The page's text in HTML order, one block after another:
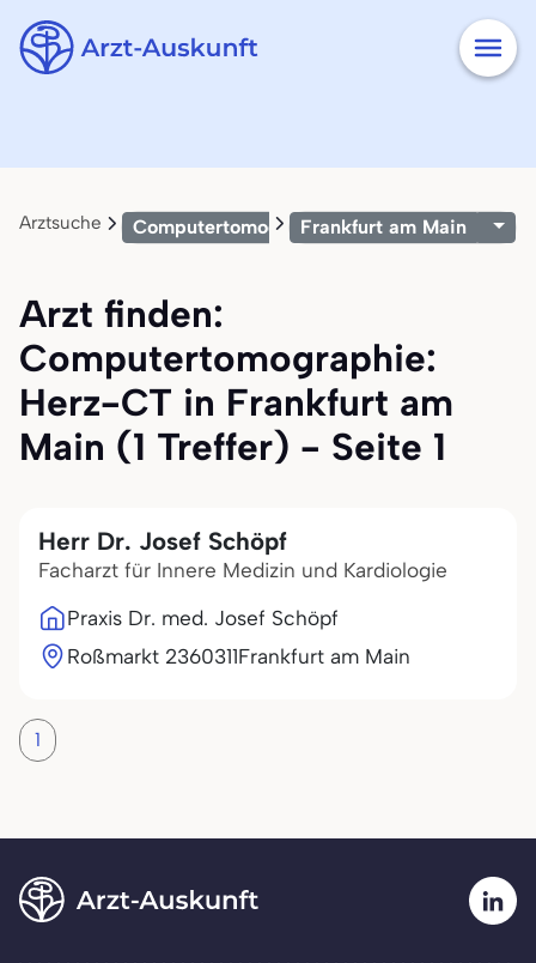
Arztsuche Computertomographie: Herz-CT
Frankfurt am Main
Arzt finden:
Computertomographie:
Herz-CT in Frankfurt am
Main (1 Treffer) - Seite 1
Herr Dr. Josef Schöpf
Facharzt für Innere Medizin und Kardiologie
Praxis Dr. med. Josef Schöpf
Roßmarkt 2360311Frankfurt am Main
1